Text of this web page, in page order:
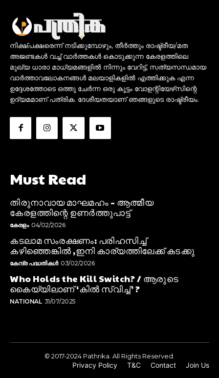
നിക്ഷ്പക്ഷരെന്ന് നടിക്കുമ്പോഴും, തീർത്തും രാഷ്ട്രീയ/മത
അജണ്ടകൾ വച്ച് വാർത്തകൾ കൊടുക്കുന്ന കേരളത്തിലെ
മുഖ്യ ധാരാ മാധ്യമങ്ങളിൽ നിന്നും വേറിട്ട്, സത്യസന്ധമായ
വാർത്താവലോകനങ്ങൾ മലയാളികളിൽ എത്തിക്കുക എന്ന
ഉദ്ദേശത്തോടെ ഒത്തു ചേർന്ന ഒരു കൂട്ടം വോളന്റിയേഴ്‌സിന്റെ
ഉദ്യമമാണ് പത്രിക. ദേശീയതയാണ് ഞങ്ങളുടെ രാഷ്ട്രീയം.
Must Read
തിരുനാവായ മാഘമഹം – ആത്മീയ
കേരളത്തിന്റെ ഉണർത്തുപാട്ട്
കേരളം 04/02/2026
കടലാമ സംരക്ഷണം: പരിഹസിച്ച്
കഴിഞ്ഞെങ്കിൽ ,ഇനി കാര്യത്തിലേക്ക് കടക്കു
കേന്ദ്ര പദ്ധതികൾ 03/02/2026
Who Holds the Kill Switch? / ആരുടെ
കൈയ്യിലാണ് ‘കിൽ സ്വിച്ച്’ ?
NATIONAL 31/07/2025
© 2017-2024 Pathrika. All Rights Reserved.
Privacy Policy T&C Contact Join Us